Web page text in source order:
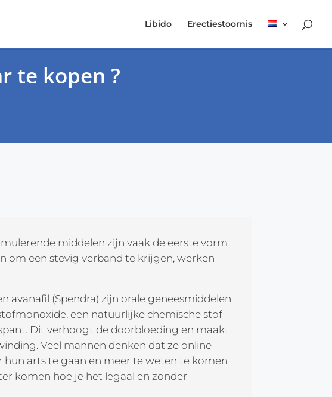
Libido Erectiestoornis
te kopen ?
middelen zijn vaak de eerste vorm
om een stevig verband te krijgen, werken
avanafil (Spendra) zijn orale geneesmiddelen
een natuurlijke chemische stof
Dit verhoogt de doorbloeding en maakt
Veel mannen denken dat ze online
arts te gaan en meer te weten te komen
komen hoe je het legaal en zonder